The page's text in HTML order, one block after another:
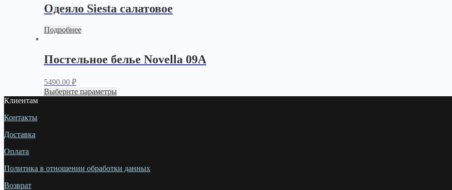
Одеяло Siesta салатовое
Подробнее
Постельное белье Novella 09A
5490.00 ₽
Выберите параметры
Клиентам
Контакты
Доставка
Оплата
Политика в отношении обработки данных
Возврат